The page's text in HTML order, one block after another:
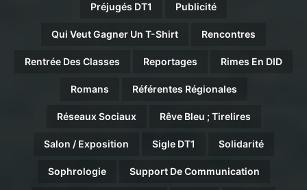
Préjugés DT1 Publicité
Qui Veut Gagner Un T-Shirt Rencontres
Rentrée Des Classes Reportages Rimes En DID
Romans Référentes Régionales
Réseaux Sociaux Rêve Bleu ; Tirelires
Salon / Exposition Sigle DT1 Solidarité
Sophrologie Support De Communication